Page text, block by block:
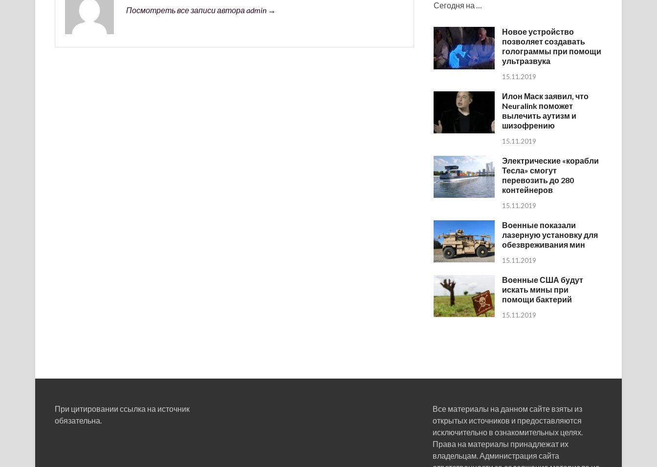
Посмотреть все записи автора admin →
Сегодня на …
Новое устройство
позволяет создавать
голограммы при помощи
ультразвука
15.11.2019
Илон Маск заявил, что
Neuralink поможет
вылечить аутизм и
шизофрению
15.11.2019
Электрические «корабли
Тесла» смогут
перевозить до 280
контейнеров
15.11.2019
Военные показали
лазерную установку для
обезвреживания мин
15.11.2019
Военные США будут
искать мины при
помощи бактерий
15.11.2019
При цитировании ссылка на источник
обязательна.
Все материалы на данном сайте взяты из
открытых источников и предоставляются
исключительно в ознакомительных целях.
Права на материалы принадлежат их
владельцам. Администрация сайта